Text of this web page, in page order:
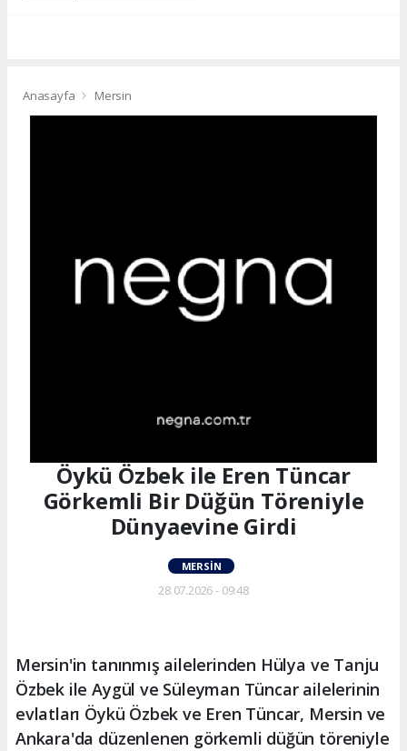
Anasayfa Mersin
Öykü Özbek ile Eren Tüncar
Görkemli Bir Düğün Töreniyle
Dünyaevine Girdi
MERSIN
28.07.2026 - 09:48
Mersin'in tanınmış ailelerinden Hülya ve Tanju
Özbek ile Aygül ve Süleyman Tüncar ailelerinin
evlatları Öykü Özbek ve Eren Tüncar, Mersin ve
Ankara'da düzenlenen görkemli düğün töreniyle